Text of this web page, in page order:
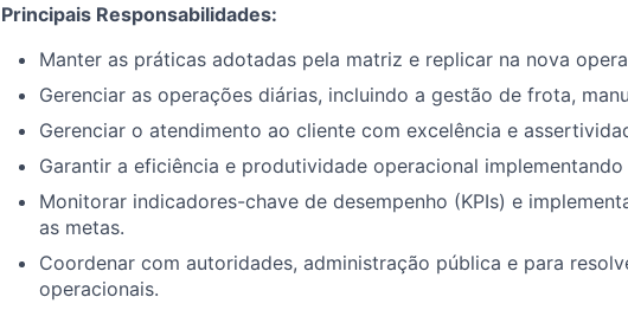
Principais Responsabilidades:
Manter as práticas adotadas pela matriz e replicar na nova
Gerenciar as operações diárias, incluindo a gestão de frota,
Gerenciar o atendimento ao cliente com excelência e
Garantir a eficiência e produtividade operacional
Monitorar indicadores-chave de desempenho (KPIs) e
as metas.
Coordenar com autoridades, administração pública e para
operacionais.